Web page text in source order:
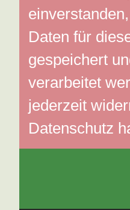
Daten für
gespeichert
verarbeitet
jederzeit
Datenschutz